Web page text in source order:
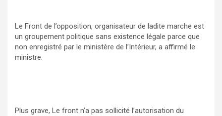
Le Front de l’opposition, organisateur de ladite marche est
un groupement politique sans existence légale parce que
non enregistré par le ministère de l’Intérieur, a affirmé le
ministre.
Plus grave, Le front n’a pas sollicité l’autorisation du